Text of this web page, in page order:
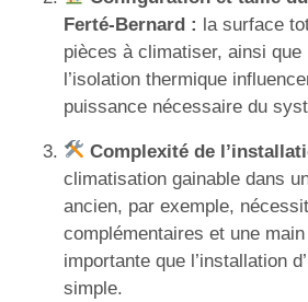
Ferté-Bernard : la surface
pièces à climatiser, ainsi que
l’isolation thermique
puissance nécessaire du
Complexité de
climatisation gainable dans
ancien, par exemple,
complémentaires et une
importante que l’installation
simple.